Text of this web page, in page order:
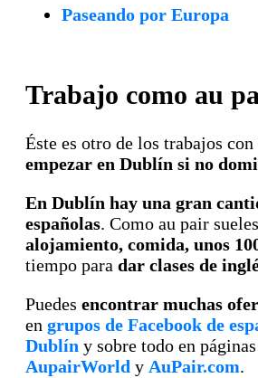
Paseando por Europa
Trabajo como au
Éste es otro de los trabajos con
empezar en Dublín si no
En Dublín hay una gran
españolas. Como au pair
alojamiento, comida, unos
tiempo para dar clases de
Puedes encontrar muchas
en grupos de Facebook de
Dublín y sobre todo en
AupairWorld y AuPair.com.